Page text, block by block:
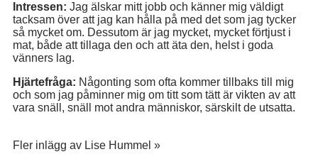
Intressen: Jag älskar mitt jobb och känner mig väldigt
tacksam över att jag kan hålla på med det som jag tycker
så mycket om. Dessutom är jag mycket, mycket förtjust i
mat, både att tillaga den och att äta den, helst i goda
vänners lag.
Hjärtefråga: Någonting som ofta kommer tillbaks till mig
och som jag påminner mig om titt som tätt är vikten av att
vara snäll, snäll mot andra människor, särskilt de utsatta.
Fler inlägg av Lise Hummel »